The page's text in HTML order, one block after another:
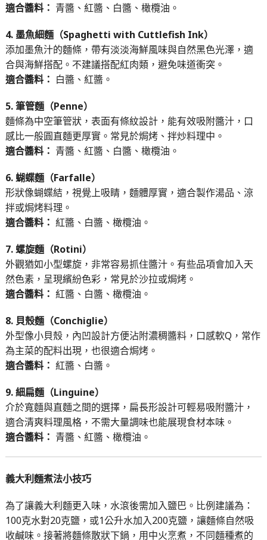
適合醬料： 青醬、紅醬、白醬、橄欖油。
4. 墨魚細麵（Spaghetti with Cuttlefish Ink）
添加墨魚汁的麵條，帶有淡淡海鮮風味與自然黑色光澤，適
合與海鮮搭配。不建議搭配紅肉類，避免味道衝突。
適合醬料： 白醬、紅醬。
5. 筆管麵（Penne）
麵條為中空筆管狀，表面有條紋設計，能有效吸附醬汁，口
感比一般圓直麵更厚實。常見於焗烤、拌炒料理中。
適合醬料： 青醬、紅醬、白醬、橄欖油。
6. 蝴蝶麵（Farfalle）
形狀像蝴蝶結，視覺上吸睛，麵體厚實，適合製作湯品、涼
拌或焗烤料理。
適合醬料： 紅醬、白醬、橄欖油。
7. 螺旋麵（Rotini）
外觀猶如小型螺旋，非常容易抓住醬汁。有些品項會加入天
然色素，呈現繽紛色彩，常見於沙拉或焗烤。
適合醬料： 紅醬、白醬、橄欖油。
8. 貝殼麵（Conchiglie）
外型像小貝殼，內凹設計方便沾附濃稠醬料，口感軟Q，常作
為主菜的配料出現，也很適合焗烤。
適合醬料： 紅醬、白醬。
9. 細扁麵（Linguine）
介於寬麵與直麵之間的選擇，扁長形設計可輕易吸附醬汁，
適合清爽料理風格，不需大量調味也能展現食材本味。
適合醬料： 青醬、紅醬、橄欖油。
義大利麵煮法小技巧
為了讓義大利麵更入味，水滾後需加入鹽巴。比例建議為：
100克水對20克鹽，或1公升水加入200克鹽，讓麵條自然吸
收鹹味。接著將麵條散狀下鍋，用中火烹煮，不同麵種煮的